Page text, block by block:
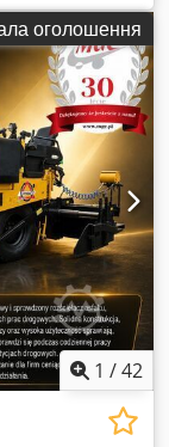
оголошення
1 /42